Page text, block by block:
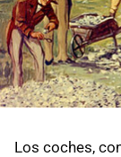
Los coches,